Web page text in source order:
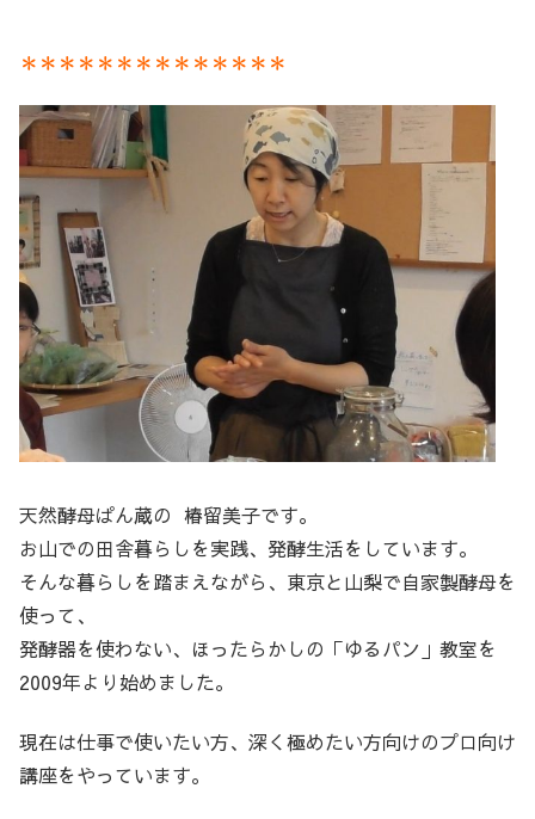
＊＊＊＊＊＊＊＊＊＊＊＊＊＊
天然酵母ぱん蔵の 椿留美子です。
お山での田舎暮らしを実践、発酵生活をしています。
そんな暮らしを踏まえながら、東京と山梨で自家製酵母を
使って、
発酵器を使わない、ほったらかしの「ゆるパン」教室を
2009年より始めました。
現在は仕事で使いたい方、深く極めたい方向けのプロ向け
講座をやっています。